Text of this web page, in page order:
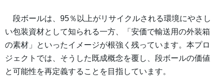
段ボールは、95％以上がリサイクルされる環境にやさし
い包装資材として知られる一方、「安価で輸送用の外装箱
の素材」といったイメージが根強く残っています。本プロ
ジェクトでは、そうした既成概念を覆し、段ボールの価値
と可能性を再定義することを目指しています。